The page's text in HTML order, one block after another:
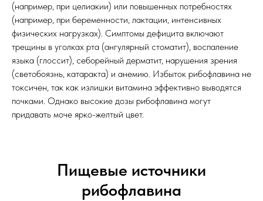
(например, при целиакии) или повышенных потребностях
(например, при беременности, лактации, интенсивных
физических нагрузках). Симптомы дефицита включают
трещины в уголках рта (ангулярный стоматит), воспаление
языка (глоссит), себорейный дерматит, нарушения зрения
(светобоязнь, катаракта) и анемию. Избыток рибофлавина не
токсичен, так как излишки витамина эффективно выводятся
почками. Однако высокие дозы рибофлавина могут
придавать моче ярко-желтый цвет.
Пищевые источники
рибофлавина